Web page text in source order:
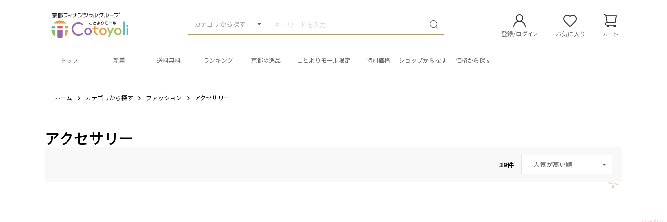
カテゴリから探す
登録/ログイン お気に入り カート
トップ 新着 送料無料 ランキング 京都の逸品 ことよりモール限定 特別価格 ショップから探す 価格から探す
ホーム カテゴリから探す ファッション アクセサリー
アクセサリー
39件